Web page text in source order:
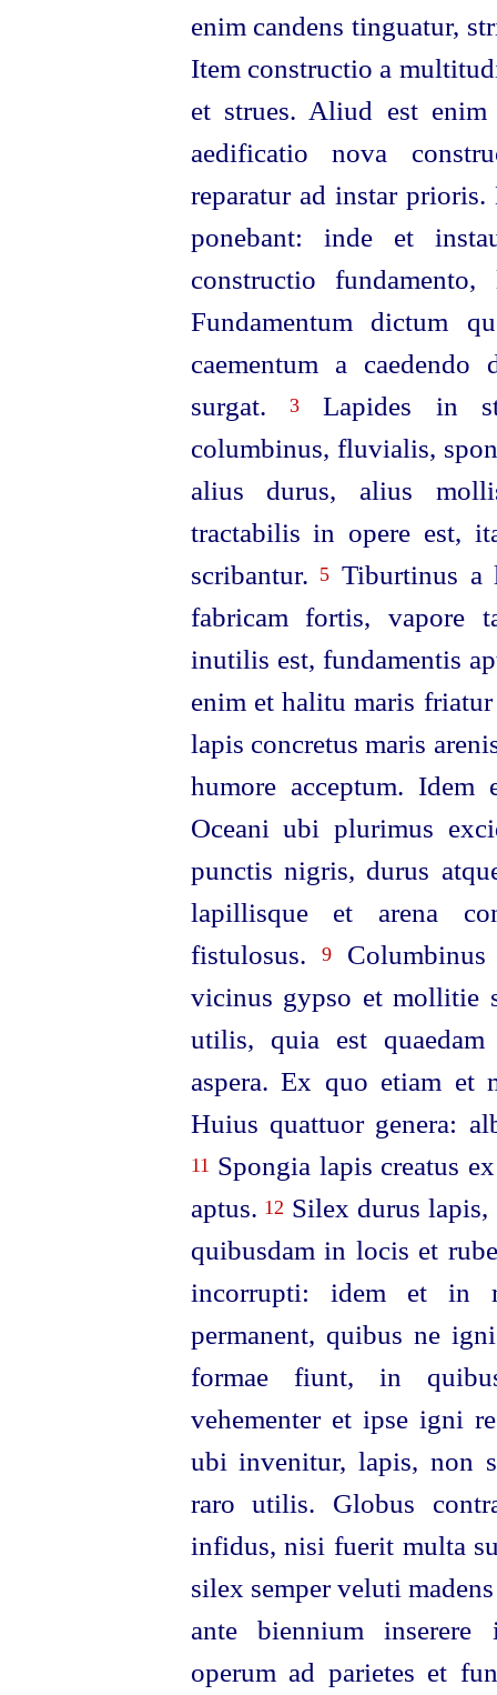
enim candens tinguatur,
Item constructio a
et strues. Aliud est
aedificatio nova
reparatur ad instar
ponebant: inde et
constructio
Fundamentum dictum
caementum a caedendo
surgat.
3Lapides in
columbinus, fluvialis,
alius durus, alius
tractabilis in opere est,
scribantur. 5 Tiburtinus a
fabricam fortis, vapore
inutilis est, fundamentis
enim et halitu maris
lapis concretus maris
humore acceptum.
Oceani ubi plurimus
punctis nigris, durus
lapillisque et arena
fistulosus.
9Columbinus
vicinus gypso et mollitie
utilis, quia est
aspera. Ex quo etiam et
Huius quattuor genera:
11 Spongia lapis creatus
aptus. 12 Silex durus
quibusdam in locis et
incorrupti: idem et in
permanent, quibus ne
formae fiunt, in
vehementer et ipse igni
ubi invenitur, lapis, non
raro utilis. Globus
infidus, nisi fuerit multa
silex semper veluti
ante biennium
operum ad parietes et